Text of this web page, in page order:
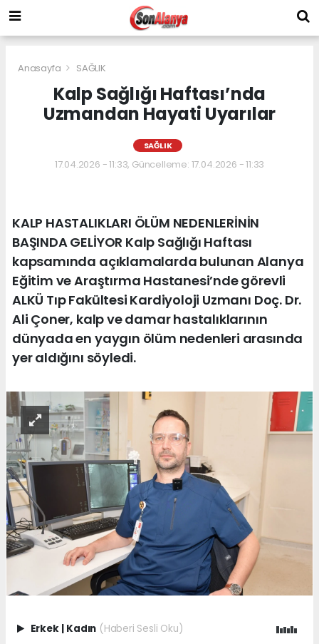
Anasayfa SAĞLIK
Kalp Sağlığı Haftası’nda
Uzmandan Hayati Uyarılar
SAĞLIK
17.04.2026 - 11:33, Güncelleme: 17.04.2026 - 11:33
KALP HASTALIKLARI ÖLÜM NEDENLERİNİN
BAŞINDA GELİYOR Kalp Sağlığı Haftası
kapsamında açıklamalarda bulunan Alanya
Eğitim ve Araştırma Hastanesi’nde görevli
ALKÜ Tıp Fakültesi Kardiyoloji Uzmanı Doç. Dr.
Ali Çoner, kalp ve damar hastalıklarının
dünyada en yaygın ölüm nedenleri arasında
yer aldığını söyledi.
Erkek | Kadın (Haberi Sesli Oku)